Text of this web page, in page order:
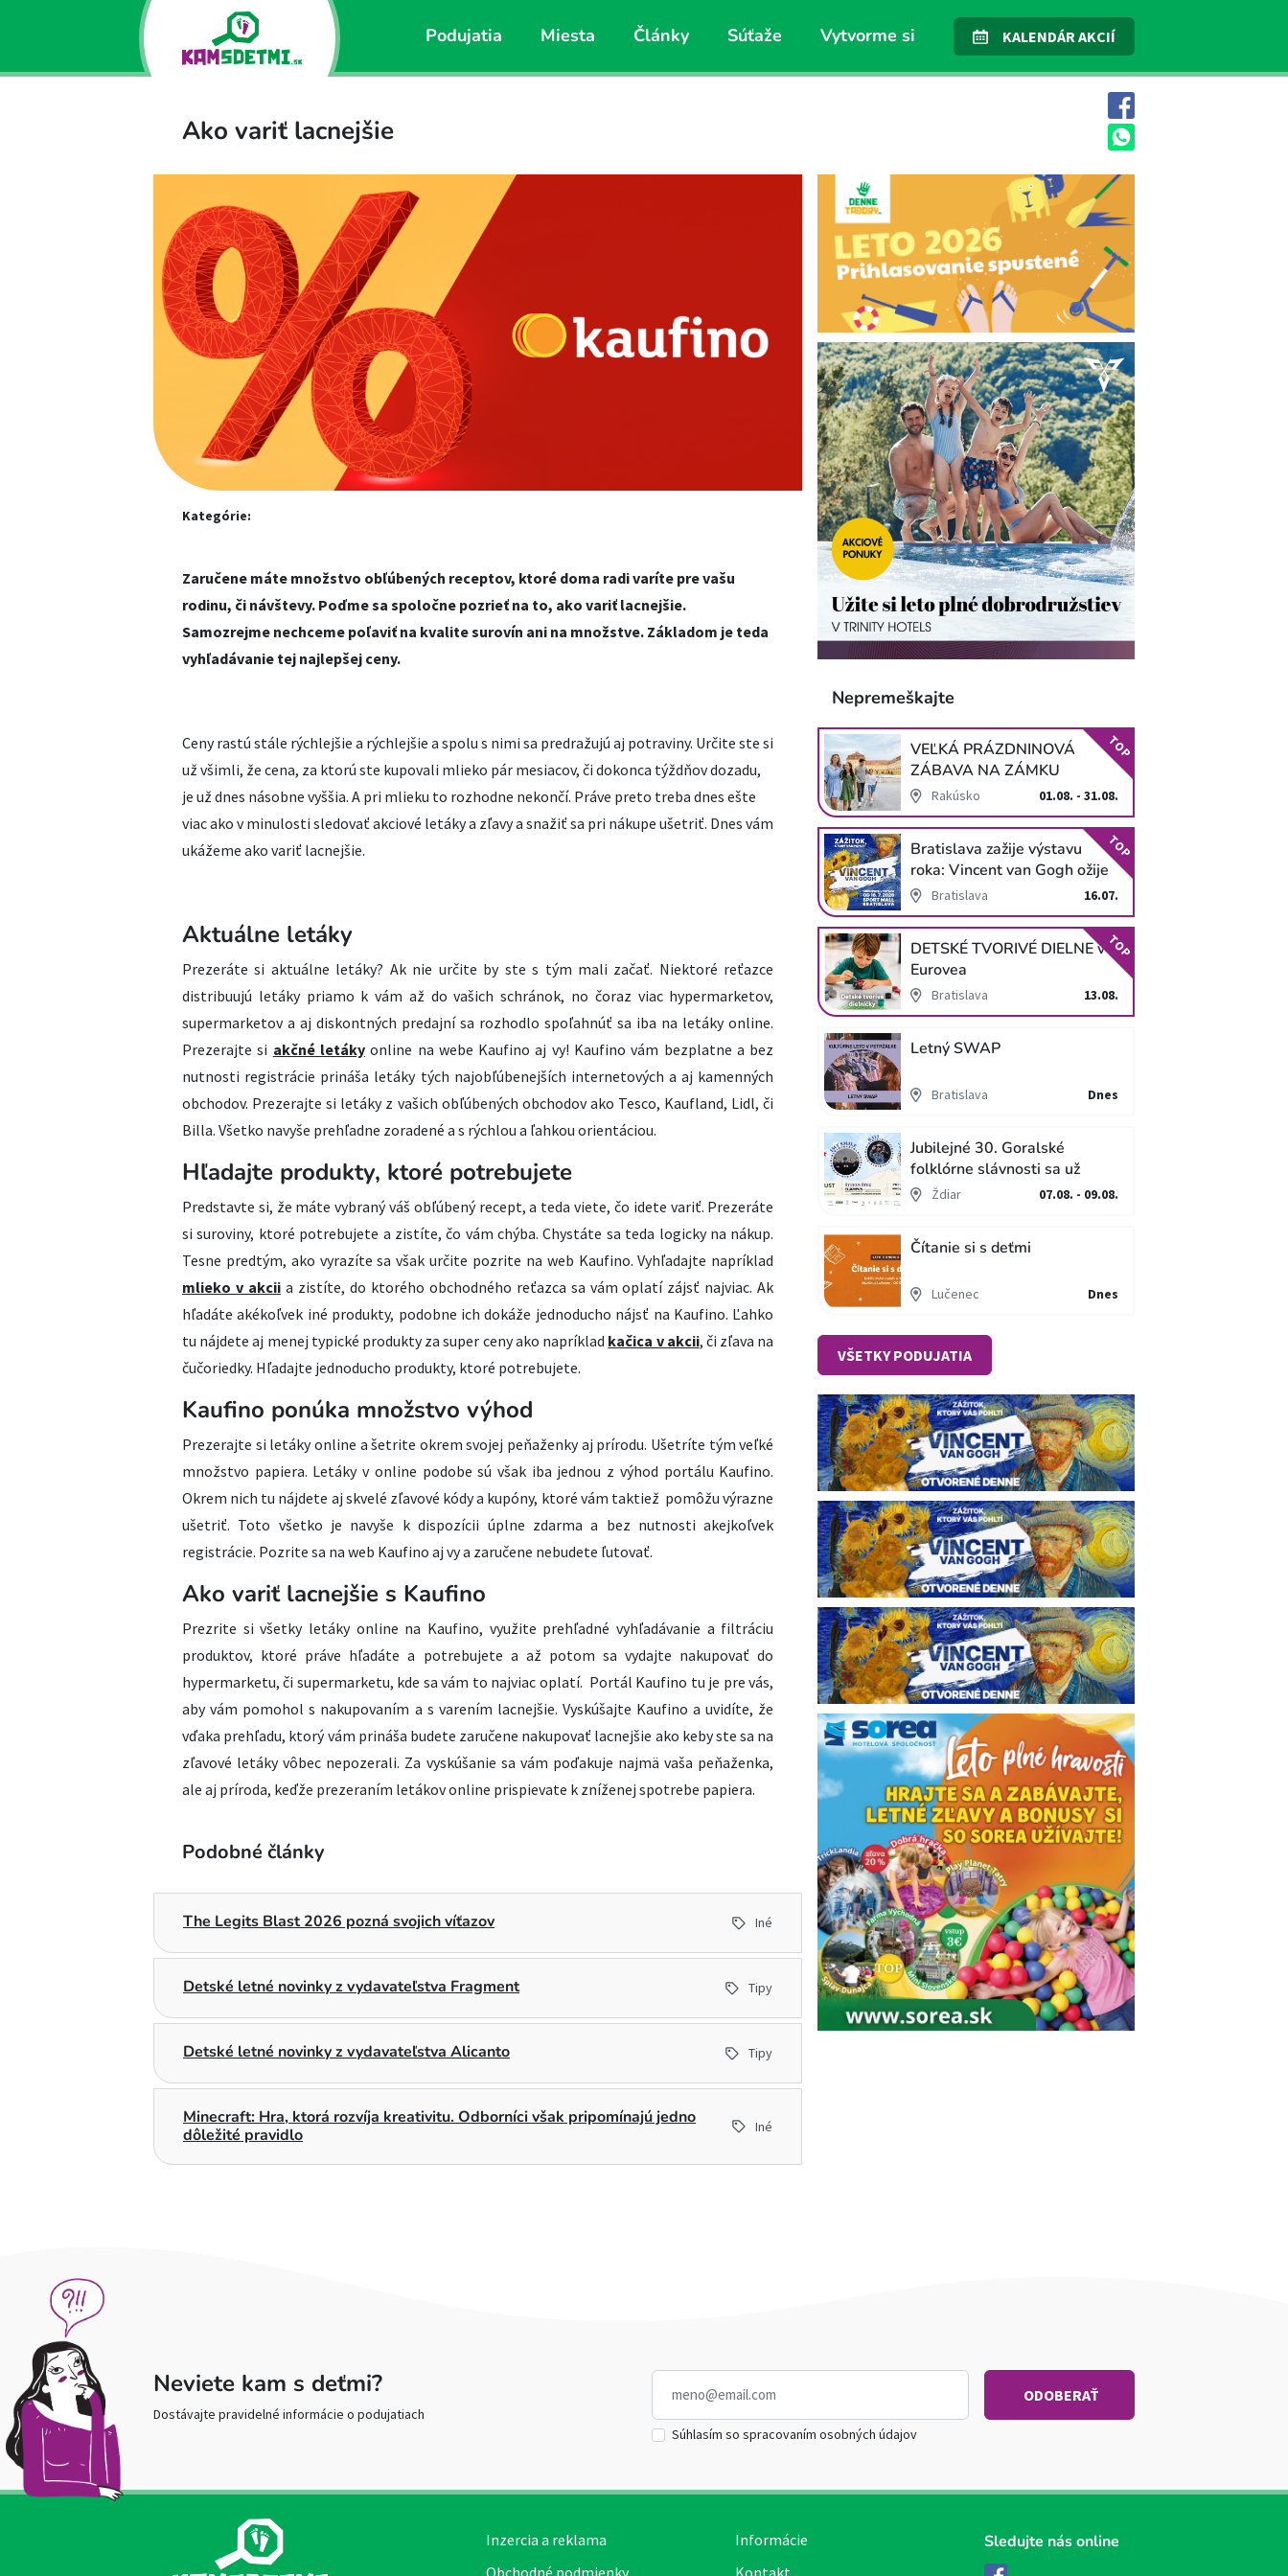
Podujatia Miesta Články Súťaže Vytvorme si KALENDÁR AKCIÍ
Ako variť lacnejšie
Kategórie:
Zaručene máte množstvo obľúbených receptov, ktoré doma radi varíte pre vašu
rodinu, či návštevy. Poďme sa spoločne pozrieť na to, ako variť lacnejšie.
Samozrejme nechceme poľaviť na kvalite surovín ani na množstve. Základom je teda
vyhľadávanie tej najlepšej ceny.
Ceny rastú stále rýchlejšie a rýchlejšie a spolu s nimi sa predražujú aj potraviny. Určite ste si
už všimli, že cena, za ktorú ste kupovali mlieko pár mesiacov, či dokonca týždňov dozadu,
je už dnes násobne vyššia. A pri mlieku to rozhodne nekončí. Práve preto treba dnes ešte
viac ako v minulosti sledovať akciové letáky a zľavy a snažiť sa pri nákupe ušetriť. Dnes vám
ukážeme ako variť lacnejšie.
Aktuálne letáky
Prezeráte si aktuálne letáky? Ak nie určite by ste s tým mali začať. Niektoré reťazce
distribuujú letáky priamo k vám až do vašich schránok, no čoraz viac hypermarketov,
supermarketov a aj diskontných predajní sa rozhodlo spoľahnúť sa iba na letáky online.
Prezerajte si akčné letákyonline na webe Kaufino aj vy! Kaufino vám bezplatne a bez
nutnosti registrácie prináša letáky tých najobľúbenejších internetových a aj kamenných
obchodov. Prezerajte si letáky z vašich obľúbených obchodov ako Tesco, Kaufland, Lidl, či
Billa. Všetko navyše prehľadne zoradené a s rýchlou a ľahkou orientáciou.
Hľadajte produkty, ktoré potrebujete
Predstavte si, že máte vybraný váš obľúbený recept, a teda viete, čo idete variť. Prezeráte
si suroviny, ktoré potrebujete a zistíte, čo vám chýba. Chystáte sa teda logicky na nákup.
Tesne predtým, ako vyrazíte sa však určite pozrite na web Kaufino. Vyhľadajte napríklad
mlieko v akciia zistíte, do ktorého obchodného reťazca sa vám oplatí zájsť najviac. Ak
hľadáte akékoľvek iné produkty, podobne ich dokáže jednoducho nájsť na Kaufino. Ľahko
tu nájdete aj menej typické produkty za super ceny ako napríklad kačica v akcii, či zľava na
čučoriedky. Hľadajte jednoducho produkty, ktoré potrebujete.
Kaufino ponúka množstvo výhod
Prezerajte si letáky online a šetrite okrem svojej peňaženky aj prírodu. Ušetríte tým veľké
množstvo papiera. Letáky v online podobe sú však iba jednou z výhod portálu Kaufino.
Okrem nich tu nájdete aj skvelé zľavové kódy a kupóny, ktoré vám taktiež pomôžu výrazne
ušetriť. Toto všetko je navyše k dispozícii úplne zdarma a bez nutnosti akejkoľvek
registrácie. Pozrite sa na web Kaufino aj vy a zaručene nebudete ľutovať.
Ako variť lacnejšie s Kaufino
Prezrite si všetky letáky online na Kaufino, využite prehľadné vyhľadávanie a filtráciu
produktov, ktoré práve hľadáte a potrebujete a až potom sa vydajte nakupovať do
hypermarketu, či supermarketu, kde sa vám to najviac oplatí. Portál Kaufino tu je pre vás,
aby vám pomohol s nakupovaním a s varením lacnejšie. Vyskúšajte Kaufino a uvidíte, že
vďaka prehľadu, ktorý vám prináša budete zaručene nakupovať lacnejšie ako keby ste sa na
zľavové letáky vôbec nepozerali. Za vyskúšanie sa vám poďakuje najmä vaša peňaženka,
ale aj príroda, keďže prezeraním letákov online prispievate k zníženej spotrebe papiera.
Podobné články
The Legits Blast 2026 pozná svojich víťazov Iné
Detské letné novinky z vydavateľstva Fragment Tipy
Detské letné novinky z vydavateľstva Alicanto Tipy
Minecraft: Hra, ktorá rozvíja kreativitu. Odborníci však pripomínajú jedno
dôležité pravidlo
Iné
Nepremeškajte
VEĽKÁ PRÁZDNINOVÁ
ZÁBAVA NA ZÁMKU
SCHLOSS HOF
Rakúsko 01.08. - 31.08.
TOP
Bratislava zažije výstavu
roka: Vincent van Gogh ožije
v unikátnej imerzívnej šou!
Bratislava 16.07.
TOP
DETSKÉ TVORIVÉ DIELNE v
Eurovea
Bratislava 13.08.
TOP
Letný SWAP
Bratislava Dnes
Jubilejné 30. Goralské
folklórne slávnosti sa už
blížiaŽdiar 07.08. - 09.08.
Čítanie si s deťmi
Lučenec Dnes
VŠETKY PODUJATIA
Neviete kam s deťmi?
Dostávajte pravidelné informácie o podujatiach
Súhlasím so spracovaním osobných údajov
Inzercia a reklama
Informácie
Sledujte nás online